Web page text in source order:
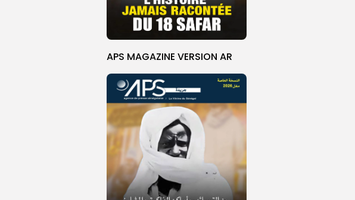
APS MAGAZINE VERSION AR